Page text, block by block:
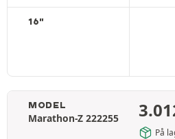
16"
MODEL
Marathon-Z 222255
På